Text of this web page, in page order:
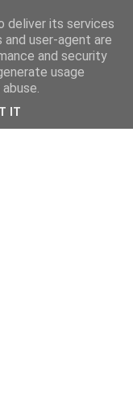
deliver its services
user-agent are
and security
usage
IT